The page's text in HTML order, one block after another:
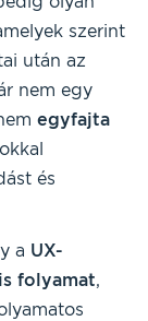
szerint
után az
nem egy
egyfajta
és
a UX-
folyamat,